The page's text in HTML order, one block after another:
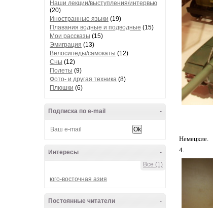
Наши лекции/выступления/интервью
(20)
Иностранные языки (19)
Плавания водные и подводные (15)
Мои рассказы (15)
Эмиграция (13)
Велосипеды/самокаты (12)
Сны (12)
Полеты (9)
Фото- и другая техника (8)
Плюшки (6)
-
Подписка по e-mail
-
Интересы
Все (1)
юго-восточная азия
-
Постоянные читатели
Немецкие.
4.